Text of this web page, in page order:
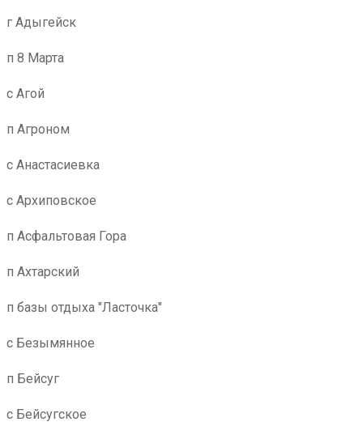
г Адыгейск
п 8 Марта
с Агой
п Агроном
с Анастасиевка
с Архиповское
п Асфальтовая Гора
п Ахтарский
п базы отдыха "Ласточка"
с Безымянное
п Бейсуг
с Бейсугское